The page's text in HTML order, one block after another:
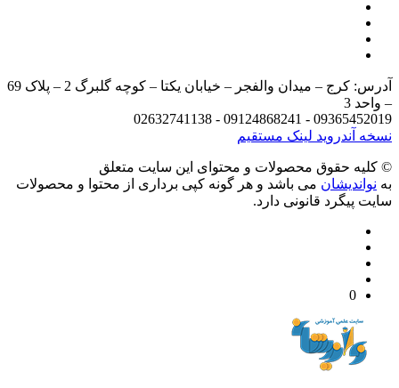
آدرس: کرج – میدان والفجر – خیابان یکتا – کوچه گلبرگ 2 – پلاک 69
3
09365452019 - 09124868241 -
آندرویدلینک مستقیم
حقوق محصولات و محتوای اين سایت متعلق
می باشد و هر گونه کپی برداری از محتوا و محصولات
پیگرد قانونی دارد.